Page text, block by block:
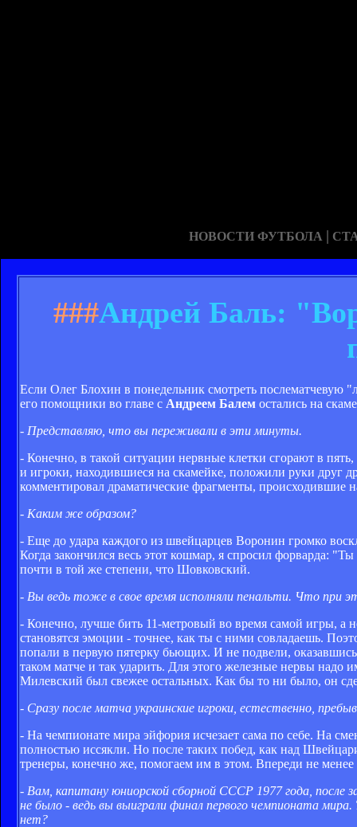
НОВОСТИ ФУТБОЛА |
###Андрей Баль:
Если Олег Блохин в понедельник смотреть послематчевую
его помощники во главе с Андреем Балем остались на
- Представляю, что вы переживали в эти минуты.
- Конечно, в такой ситуации нервные клетки сгорают в
и игроки, находившиеся на скамейке, положили руки друг
комментировал драматические фрагменты, происходившие
- Каким же образом?
- Еще до удара каждого из швейцарцев Воронин громко
Когда закончился весь этот кошмар, я спросил форварда:
почти в той же степени, что Шовковский.
- Вы ведь тоже в свое время исполняли пенальти. Что при
- Конечно, лучше бить 11-метровый во время самой игры, а
становятся эмоции - точнее, как ты с ними совладаешь.
попали в первую пятерку бьющих. И не подвели,
таком матче и так ударить. Для этого железные нервы надо
Милевский был свежее остальных. Как бы то ни было, он
- Сразу после матча украинские игроки, естественно,
- На чемпионате мира эйфория исчезает сама по себе. На
полностью иссякли. Но после таких побед, как над
тренеры, конечно же, помогаем им в этом. Впереди не
- Вам, капитану юниорской сборной СССР 1977 года, после
не было - ведь вы выиграли финал первого чемпионата
нет?